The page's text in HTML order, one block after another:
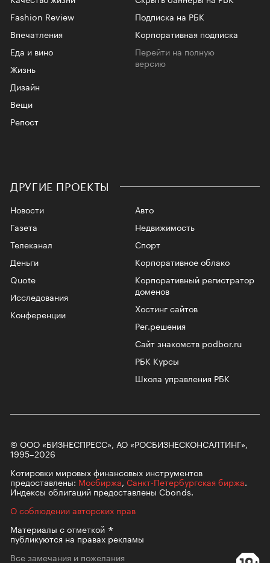
Fashion Review
Впечатления
Еда и вино
Жизнь
Дизайн
Вещи
Репост
Подписка на РБК
Корпоративная подписка
Перейти на полную
версию
ДРУГИЕ ПРОЕКТЫ
Новости
Газета
Телеканал
Авто
Недвижимость
Спорт
Корпоративное облако
Корпоративный регистратор
доменов
Хостинг сайтов
Рег.решения
Сайт знакомств podbor.ru
РБК Курсы
Школа управления РБК
Деньги
Quote
Исследования
Конференции
© ООО «БИЗНЕСПРЕСС», АО «РОСБИЗНЕСКОНСАЛТИНГ»,
1995–2026
Котировки мировых финансовых инструментов
предоставлены: Мосбиржа, Санкт-Петербургская биржа.
Индексы облигаций предоставлены Cbonds.
О соблюдении авторских прав
Материалы сотметкой
публикуются на правах рекламы
Все замечания и пожелания